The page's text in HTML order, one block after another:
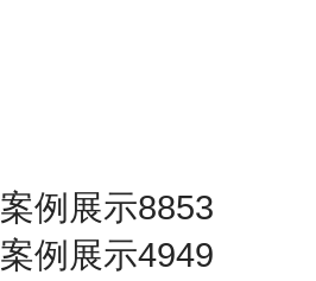
案例展示8853
案例展示4949